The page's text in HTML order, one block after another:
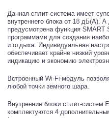
Данная сплит-система имеет
внутреннего блока от 18 дБ(А).
предусмотрена функция SMART
программами для создания
и отдыха. Индивидуальная
обеспечивает крайне низкий
индикацию и экономию
Встроенный Wi-Fi-модуль
любой точки земного шара.
Внутренние блоки сплит-
комплектуются 4